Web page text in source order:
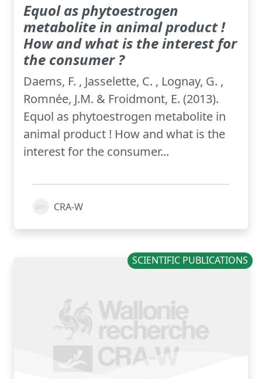
Equol as phytoestrogen
metabolite in animal product !
How and what is the interest for
the consumer ?
Daems, F. , Jasselette, C. , Lognay, G. ,
Romnée, J.M. & Froidmont, E. (2013).
Equol as phytoestrogen metabolite in
animal product ! How and what is the
interest for the consumer...
CRA-W
SCIENTIFIC PUBLICATIONS